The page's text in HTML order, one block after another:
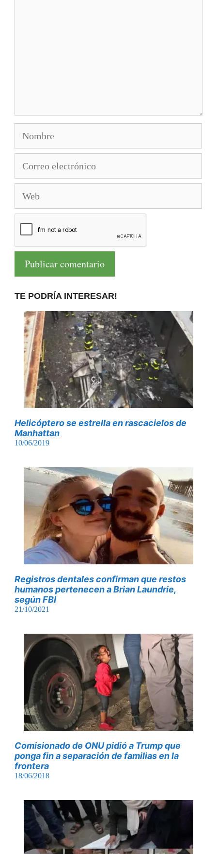
electrónico
TE PODRÍA INTERESAR!
Helicóptero se estrella en rascacielos de
Manhattan
10/06/2019
Registros dentales confirman que restos
humanos pertenecen a Brian Laundrie,
según FBI
21/10/2021
Comisionado de ONU pidió a Trump que
ponga fin a separación de familias en la
frontera
18/06/2018